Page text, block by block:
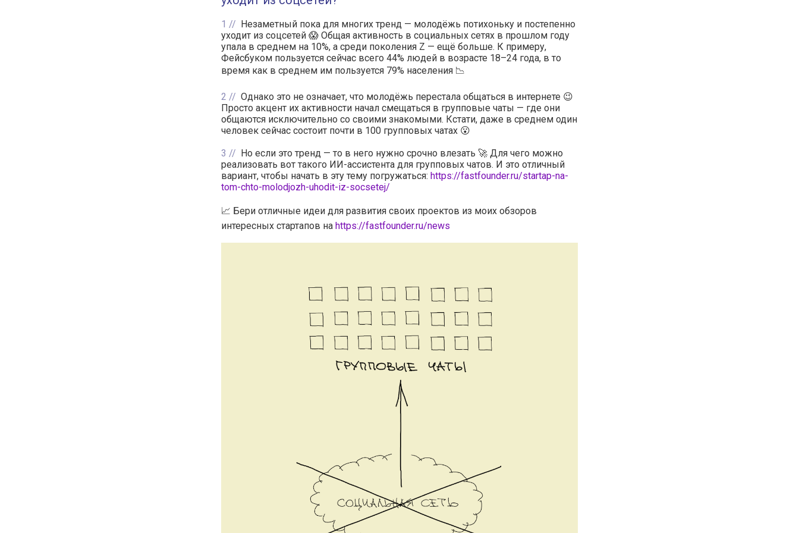
1
Незаметный пока для многих тренд — молодёжь потихоньку и постепенно
уходит из соцсетей 😱 Общая активность в социальных сетях в прошлом году
упала в среднем на 10%, а среди поколения Z — ещё больше. К примеру,
Фейсбуком пользуется сейчас всего 44% людей в возрасте 18–24 года, в то
время как в среднем им пользуется 79% населения 📉
2
Однако это не означает, что молодёжь перестала общаться в интернете 😉
Просто акцент их активности начал смещаться в групповые чаты — где они
общаются исключительно со своими знакомыми. Кстати, даже в среднем один
человек сейчас состоит почти в 100 групповых чатах 😮
3
Но если это тренд — то в него нужно срочно влезать 🚀 Для чего можно
реализовать вот такого ИИ-ассистента для групповых чатов. И это отличный
вариант, чтобы начать в эту тему погружаться: https://fastfounder.ru/startap-na-
tom-chto-molodjozh-uhodit-iz-socsetej/
📈 Бери отличные идеи для развития своих проектов из моих обзоров
интересных стартапов на https://fastfounder.ru/news